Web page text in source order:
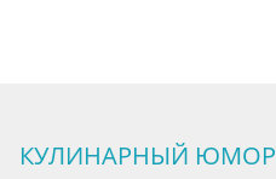
КУЛИНАРНЫЙ ЮМОР